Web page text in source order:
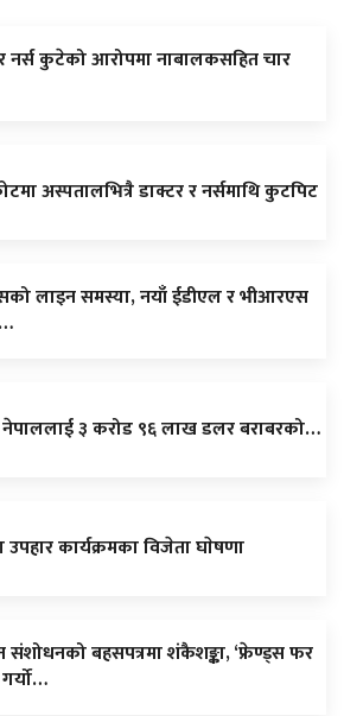
नर्स कुटेको आरोपमा नाबालकसहित चार
अस्पतालभित्रै डाक्टर र नर्समाथि कुटपिट
लाइन समस्या, नयाँ ईडीएल र भीआरएस
३ करोड ९६ लाख डलर बराबरको…
उपहार कार्यक्रमका विजेता घाेषणा
संशोधनको बहसपत्रमा शंकैशङ्का, ‘फ्रेण्ड्स फर